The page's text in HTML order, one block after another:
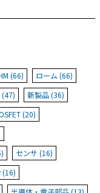
(66)
ローム (66)
新製品 (36)
(20)
センサ (16)
(16)